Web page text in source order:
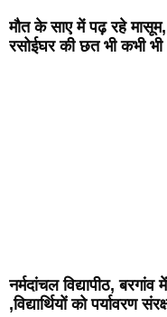
मौत के साए में पढ़ रहे
रसोईघर की छत भी कभी
नर्मदांचल विद्यापीठ,
,विद्यार्थियों को पर्यावरण